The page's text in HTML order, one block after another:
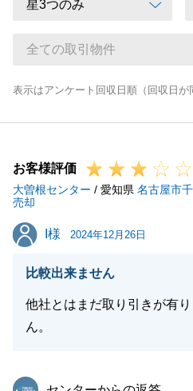
表示はアンケート回収日順（回収日が
お客様評価
大曽根センター / 愛知県 名古屋市
売却
I様
I様 2024年12月26日
比較出来ません
他社とはまだ取り引きが有
ん。
東急リバブル